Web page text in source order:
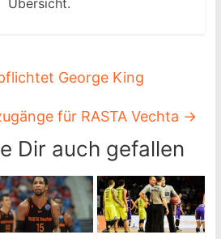
George King
für RASTA Vechta →
Dir auch gefallen